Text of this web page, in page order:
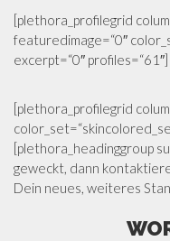
[plethora_profilegrid
featuredimage=“0″
excerpt=“0″ profiles=“61″]
[plethora_profilegrid
[plethora_headinggroup
geweckt, dann
Dein neues, weiteres